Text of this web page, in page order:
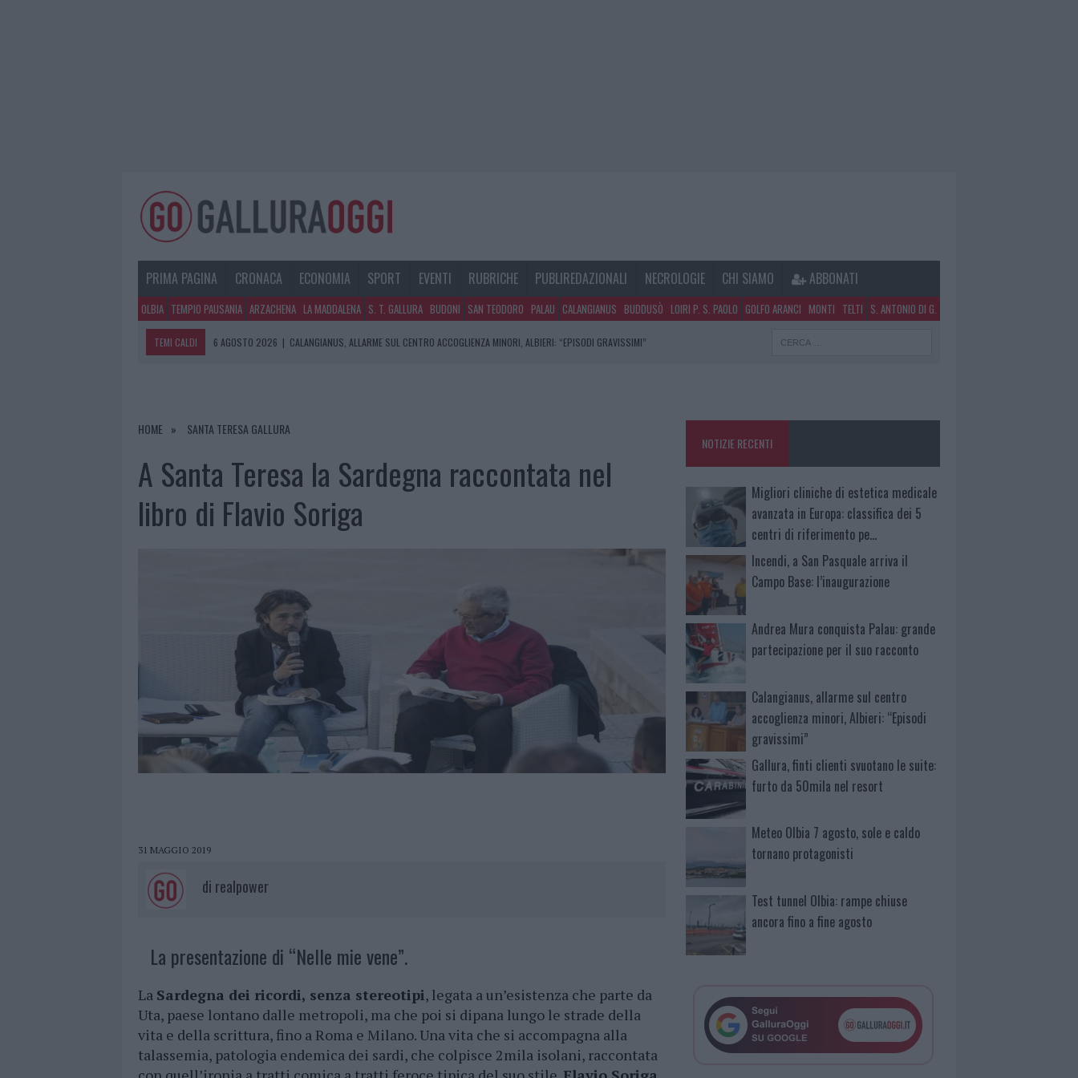
PRIMA PAGINA CRONACA ECONOMIA SPORT EVENTI RUBRICHE PUBLIREDAZIONALI NECROLOGIE CHI SIAMO ABBONATI
OLBIA TEMPIO PAUSANIA ARZACHENA LA MADDALENA S. T. GALLURA BUDONI SAN TEODORO PALAU CALANGIANUS BUDDUSÒ LOIRI P. S. PAOLO GOLFO ARANCI MONTI TELTI S. ANTONIO DI G.
TEMI CALDI 6 AGOSTO 2026 | CALANGIANUS, ALLARME SUL CENTRO ACCOGLIENZA MINORI, ALBIERI: “EPISODI GRAVISSIMI”
6 AGOSTO 2026
ANDREA MURA CONQUISTA PALAU: GRANDE PARTECIPAZIONE PER IL SUO RACCONTO
HOME SANTA TERESA GALLURA
A Santa Teresa la Sardegna raccontata nel
libro di Flavio Soriga
31 MAGGIO 2019
di realpower
La presentazione di “Nelle mie vene”.
La Sardegna dei ricordi, senza stereotipi, legata a un’esistenza che parte da
Uta, paese lontano dalle metropoli, ma che poi si dipana lungo le strade della
vita e della scrittura, fino a Roma e Milano. Una vita che si accompagna alla
talassemia, patologia endemica dei sardi, che colpisce 2mila isolani, raccontata
NOTIZIE RECENTI
Migliori cliniche di estetica medicale
avanzata in Europa: classifica dei 5
centri di riferimento pe…
Incendi, a San Pasquale arriva il
Campo Base: l’inaugurazione
Andrea Mura conquista Palau: grande
partecipazione per il suo racconto
Calangianus, allarme sul centro
accoglienza minori, Albieri: “Episodi
gravissimi”
Gallura, finti clienti svuotano le suite:
furto da 50mila nel resort
Meteo Olbia 7 agosto, sole e caldo
tornano protagonisti
Test tunnel Olbia: rampe chiuse
ancora fino a fine agosto